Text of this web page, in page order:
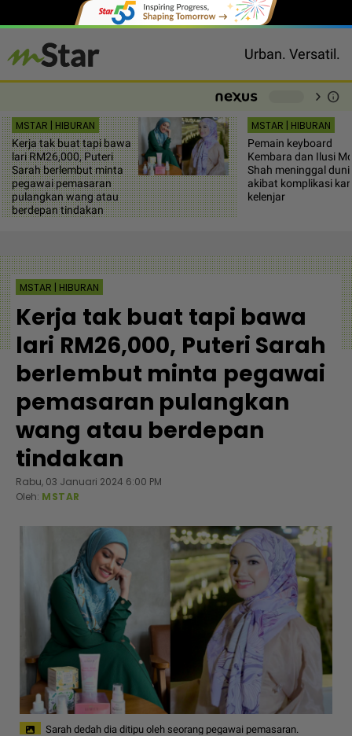
Urban. Versatil.
chevron_right info
MSTAR | HIBURAN
Kerja tak buat tapi bawa
lari RM26,000, Puteri
Sarah berlembut minta
pegawai pemasaran
pulangkan wang atau
berdepan tindakan
MSTAR | HIBURAN
Pemain keyboard
Kembara dan Ilusi
Shah meninggal
akibat komplikasi
kelenjar
MSTAR | HIBURAN
Kerja tak buat tapi bawa
lari RM26,000, Puteri Sarah
berlembut minta pegawai
pemasaran pulangkan
wang atau berdepan
tindakan
Rabu, 03 Januari 2024 6:00 PM
Oleh: MSTAR
Sarah dedah dia ditipu oleh seorang pegawai pemasaran.